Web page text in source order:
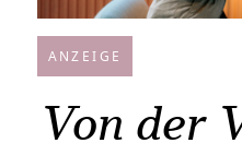
ANZEIGE
Von der